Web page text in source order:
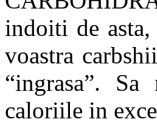
indoiti de
voastra
“ingrasa”.
caloriile in